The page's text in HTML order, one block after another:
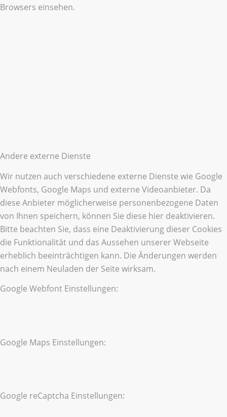
Browsers einsehen.
Andere externe Dienste
Wir nutzen auch verschiedene externe Dienste wie Google
Webfonts, Google Maps und externe Videoanbieter. Da
diese Anbieter möglicherweise personenbezogene Daten
von Ihnen speichern, können Sie diese hier deaktivieren.
Bitte beachten Sie, dass eine Deaktivierung dieser Cookies
die Funktionalität und das Aussehen unserer Webseite
erheblich beeinträchtigen kann. Die Änderungen werden
nach einem Neuladen der Seite wirksam.
Google Webfont Einstellungen:
Google Maps Einstellungen:
Google reCaptcha Einstellungen: